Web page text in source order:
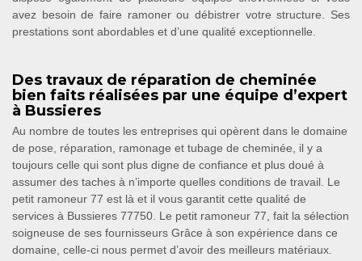
avez besoin de faire ramoner ou débistrer votre structure. Ses
prestations sont abordables et d’une qualité exceptionnelle.
Des travaux de réparation de cheminée
bien faits réalisées par une équipe d’expert
à Bussieres
Au nombre de toutes les entreprises qui opèrent dans le domaine
de pose, réparation, ramonage et tubage de cheminée, il y a
toujours celle qui sont plus digne de confiance et plus doué à
assumer des taches à n’importe quelles conditions de travail. Le
petit ramoneur 77 est là et il vous garantit cette qualité de
services à Bussieres 77750. Le petit ramoneur 77, fait la sélection
soigneuse de ses fournisseurs Grâce à son expérience dans ce
domaine, celle-ci nous permet d’avoir des meilleurs matériaux.